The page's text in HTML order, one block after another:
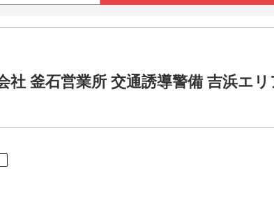
釜石営業所 交通誘導警備 吉浜エリ